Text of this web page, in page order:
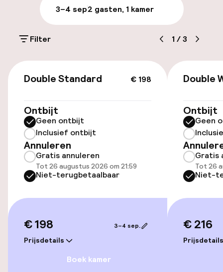
Parkeren & mobiliteit
(buiten)
€ 28,00 per dag
Oplaadpunt elektrische auto op
locatie
Toegankelijkheid
Zwemmen & wellness
Fitnessruimte / gym
3–4 sep2 gasten, 1 kamer
Filter 1 /3
€ 198
Double Standard
Ontbijt
Geen ontbijt
Inclusief ontbijt
Annuleren
Gratis annuleren
Tot 26 augustus 2026 om 21:59
Niet-terugbetaalbaar
€ 198
Prijsdetails
3–4 sep.
Boek kamer
Double
Ontbijt
Geen
Gratis
Tot 26
Niet-
€ 216
Prijsdetails